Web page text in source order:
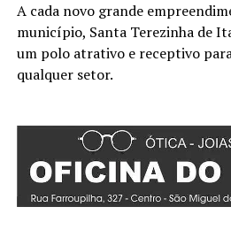
A cada novo grande
município, Santa Terezinha de
um polo atrativo e receptivo
qualquer setor.